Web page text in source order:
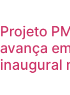
Projeto
avança
inaugural